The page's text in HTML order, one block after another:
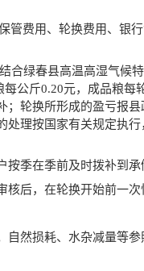
管费用、轮换费用、银
合绿春县高温高湿气候
公斤0.20元，成品粮每
轮换所形成的盈亏报
理按国家有关规定执
季在季前及时拨补到承
后，在轮换开始前一次
然损耗、水杂减量等